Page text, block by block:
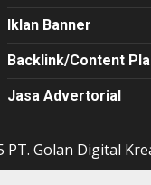
Iklan Banner
Backlink/Content
Jasa Advertorial
Golan Digital